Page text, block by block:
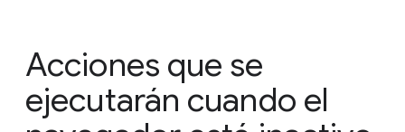
Acciones que se
ejecutarán cuando el